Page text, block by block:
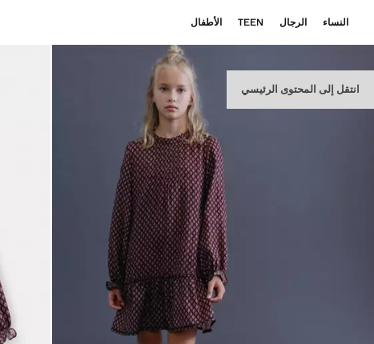
انتقل إلى المحتوى الرئيسي
النساء الرجال TEEN الأطفال